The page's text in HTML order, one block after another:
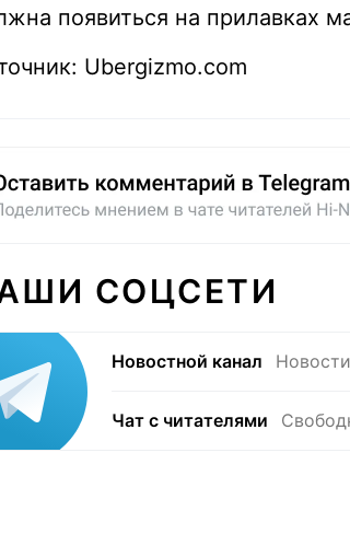
появиться на прилавках
Ubergizmo.com
СОЦСЕТИ
Новостной канал
Чат с читателями